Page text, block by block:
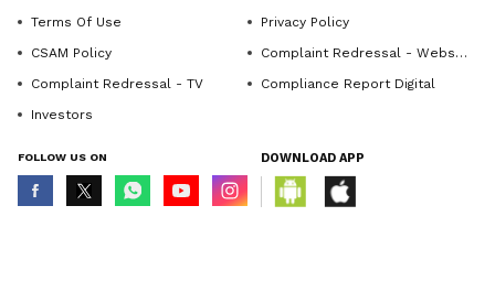
Terms Of Use
Privacy Policy
CSAM Policy
Complaint Redressal - Website
Complaint Redressal - TV
Compliance Report Digital
Investors
FOLLOW US ON DOWNLOAD APP